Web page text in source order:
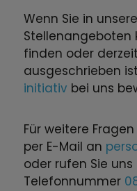
Wenn Sie in
Stellenangeboten
finden oder
ausgeschrieben
initiativ bei uns
Für weitere
per E-Mail an
oder rufen Sie
Telefonnummer